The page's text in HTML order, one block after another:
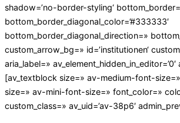
shadow=’no-border-styling‘
bottom_border_diagonal_color=’#333333′
bottom_border_diagonal_direction=»
custom_arrow_bg=» id=’institutionen‘
aria_label=» av_element_hidden_in_editor=’0′
[av_textblock size=» av-medium-font-
size=» av-mini-font-size=» font_color=»
custom_class=» av_uid=’av-38p6′